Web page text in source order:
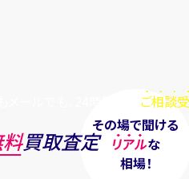
ご相談
その場で聞ける
リアルな
相場！
買取査定